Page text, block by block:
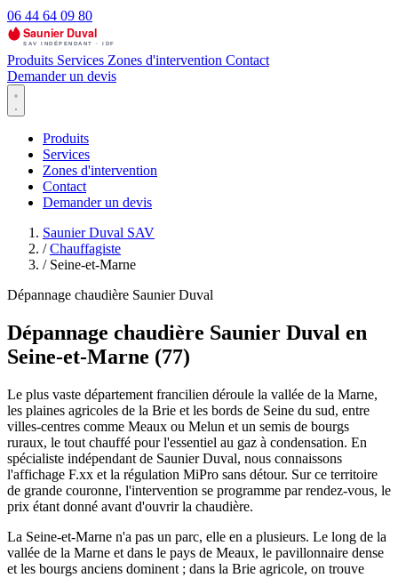
06 44 64 09 80
Produits Services Zones d'intervention Contact
Demander un devis
Produits
Services
Zones d'intervention
Contact
Demander un devis
Saunier Duval SAV
/ Chauffagiste
/ Seine-et-Marne
Dépannage chaudière Saunier Duval
Dépannage chaudière Saunier Duval en
Seine-et-Marne (77)
Le plus vaste département francilien déroule la vallée de la Marne,
les plaines agricoles de la Brie et les bords de Seine du sud, entre
villes-centres comme Meaux ou Melun et un semis de bourgs
ruraux, le tout chauffé pour l'essentiel au gaz à condensation. En
spécialiste indépendant de Saunier Duval, nous connaissons
l'affichage F.xx et la régulation MiPro sans détour. Sur ce territoire
de grande couronne, l'intervention se programme par rendez-vous, le
prix étant donné avant d'ouvrir la chaudière.
La Seine-et-Marne n'a pas un parc, elle en a plusieurs. Le long de la
vallée de la Marne et dans le pays de Meaux, le pavillonnaire dense
et les bourgs anciens dominent ; dans la Brie agricole, on trouve